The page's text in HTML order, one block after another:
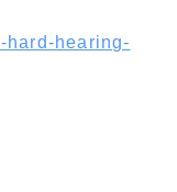
hard-hearing-